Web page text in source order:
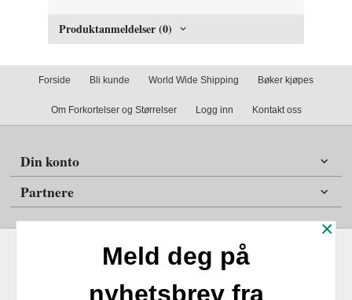
Produktanmeldelser (0)
Forside Bli kunde World Wide Shipping Bøker kjøpes
Om Forkortelser og Størrelser Logg inn Kontakt oss
Din konto
Partnere
Kjøpsbetingelser Sikkerhet og personvern
×
Meld deg på
nyhetsbrev fra